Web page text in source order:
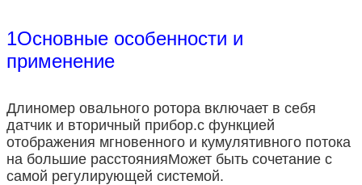
1Основные особенности и
применение
Длиномер овального ротора включает в себя
датчик и вторичный прибор.с функцией
отображения мгновенного и кумулятивного потока
на большие расстоянияМожет быть сочетание с
самой регулирующей системой.